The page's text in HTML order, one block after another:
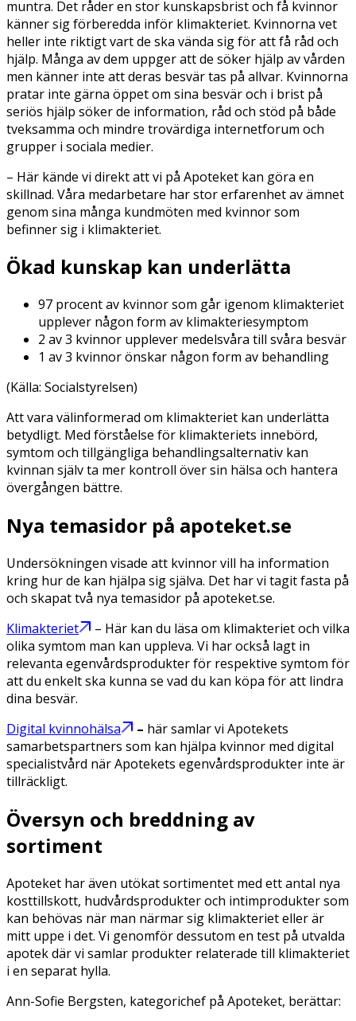
muntra. Det råder en stor kunskapsbrist och få kvinnor
känner sig förberedda inför klimakteriet. Kvinnorna vet
heller inte riktigt vart de ska vända sig för att få råd och
hjälp. Många av dem uppger att de söker hjälp av vården
men känner inte att deras besvär tas på allvar. Kvinnorna
pratar inte gärna öppet om sina besvär och i brist på
seriös hjälp söker de information, råd och stöd på både
tveksamma och mindre trovärdiga internetforum och
grupper i sociala medier.
– Här kände vi direkt att vi på Apoteket kan göra en
skillnad. Våra medarbetare har stor erfarenhet av ämnet
genom sina många kundmöten med kvinnor som
befinner sig i klimakteriet.
Ökad kunskap kan underlätta
97 procent av kvinnor som går igenom klimakteriet
upplever någon form av klimakteriesymptom
2 av 3 kvinnor upplever medelsvåra till svåra besvär
1 av 3 kvinnor önskar någon form av behandling
(Källa: Socialstyrelsen)
Att vara välinformerad om klimakteriet kan underlätta
betydligt. Med förståelse för klimakteriets innebörd,
symtom och tillgängliga behandlingsalternativ kan
kvinnan själv ta mer kontroll över sin hälsa och hantera
övergången bättre.
Nya temasidor på apoteket.se
Undersökningen visade att kvinnor vill ha information
kring hur de kan hjälpa sig själva. Det har vi tagit fasta på
och skapat två nya temasidor på apoteket.se.
Klimakteriet
– Här kan du läsa om klimakteriet och vilka
olika symtom man kan uppleva. Vi har också lagt in
relevanta egenvårdsprodukter för respektive symtom för
att du enkelt ska kunna se vad du kan köpa för att lindra
dina besvär.
Digital kvinnohälsa
– här samlar vi Apotekets
samarbetspartners som kan hjälpa kvinnor med digital
specialistvård när Apotekets egenvårdsprodukter inte är
tillräckligt.
Översyn och breddning av
sortiment
Apoteket har även utökat sortimentet med ett antal nya
kosttillskott, hudvårdsprodukter och intimprodukter som
kan behövas när man närmar sig klimakteriet eller är
mitt uppe i det. Vi genomför dessutom en test på utvalda
apotek där vi samlar produkter relaterade till klimakteriet
i en separat hylla.
Ann-Sofie Bergsten, kategorichef på Apoteket, berättar: